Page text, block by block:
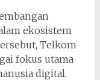
ekosistem
Telkom
fokus utama
digital.